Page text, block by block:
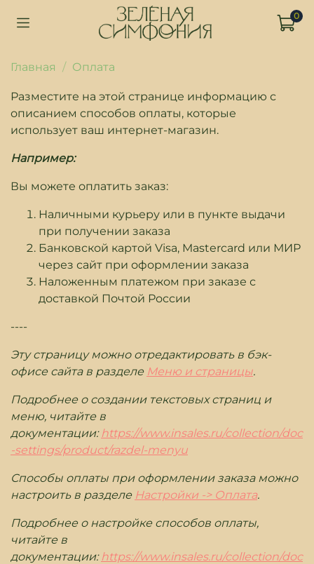
0
Главная Оплата
Разместите на этой странице информацию с
описанием способов оплаты, которые
использует ваш интернет-магазин.
Например:
Вы можете оплатить заказ:
Наличными курьеру или в пункте выдачи
при получении заказа
Банковской картой Visa, Mastercard или МИР
через сайт при оформлении заказа
Наложенным платежом при заказе с
доставкой Почтой России
----
Эту страницу можно отредактировать в бэк-
офисе сайта в разделе Меню и страницы.
Подробнее о создании текстовых страниц и
меню, читайте в
документации:https://www.insales.ru/collection/doc
-settings/product/razdel-menyu
Способы оплаты при оформлении заказа можно
настроить в разделе Настройки -> Оплата.
Подробнее о настройке способов оплаты,
читайте в
документации:https://www.insales.ru/collection/doc